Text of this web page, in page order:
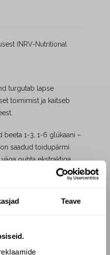
Teave
(NRV-Nutritional
turgutab lapse
toimimist ja kaitseb
beeta 1-3, 1-6 glükaani –
saadud toidupärmi
puhta ekstraktiga,
pärmi proteiini ega
immuunsüsteemi,
Beeta